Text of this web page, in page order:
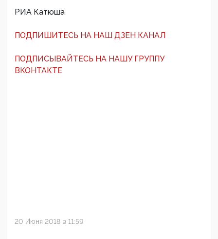
РИА Катюша
ПОДПИШИТЕСЬ НА НАШ ДЗЕН КАНАЛ
ПОДПИСЫВАЙТЕСЬ НА НАШУ ГРУППУ
ВКОНТАКТЕ
20 Июня 2018 в 11:59